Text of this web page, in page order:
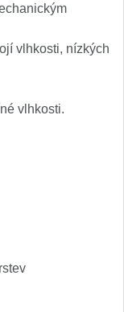
vlhkosti, nízkých
vlhkosti.